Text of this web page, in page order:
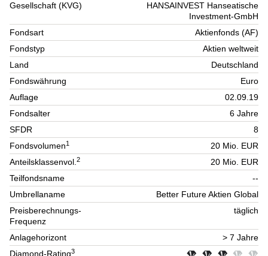
Gesellschaft (KVG)
HANSAINVEST Hanseatische
Investment-GmbH
Fondsart
Aktienfonds (AF)
Fondstyp
Aktien weltweit
Land
Deutschland
Fondswährung
Euro
Auflage
02.09.19
Fondsalter
6 Jahre
SFDR
8
Fondsvolumen1
20 Mio. EUR
Anteilsklassenvol.2
20 Mio. EUR
Teilfondsname
--
Umbrellaname
Better Future Aktien Global
Preisberechnungs-
Frequenz
täglich
Anlagehorizont
> 7 Jahre
Diamond-Rating3